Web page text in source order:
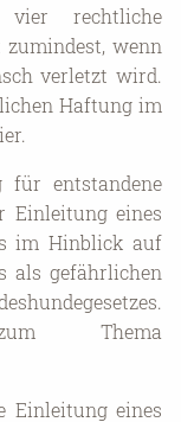
rechtliche
zumindest, wenn
verletzt wird.
Haftung im
für entstandene
Einleitung eines
im Hinblick auf
als gefährlichen
Thema
Einleitung eines